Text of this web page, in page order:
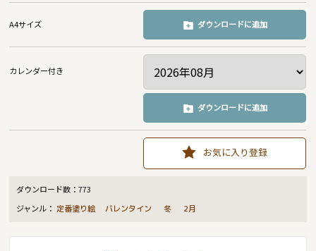
A4サイズ ダウンロードに追加
カレンダー付き
ダウンロードに追加
お気に入り登録
ダウンロード数：773
ジャンル： 定番塗り絵 バレンタイン 冬 2月